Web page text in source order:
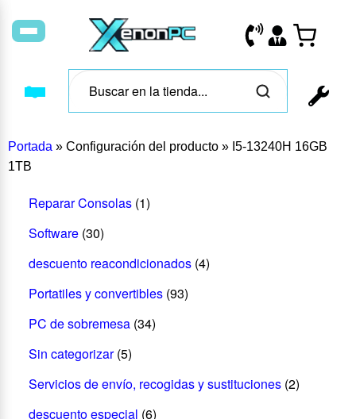
Portada » Configuración del producto » I5-13240H 16GB
1TB
Reparar Consolas (1)
Software (30)
descuento reacondicionados (4)
Portatiles y convertibles (93)
PC de sobremesa (34)
Sin categorizar (5)
Servicios de envío, recogidas y sustituciones (2)
descuento especial (6)